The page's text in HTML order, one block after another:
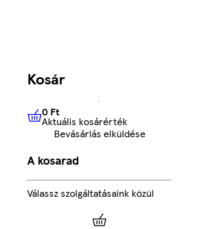
Kosár
0 FtAktuális kosárérték
0 Ft
Aktuális kosárérték
Bevásárlás elküldése
A kosarad
Válassz szolgáltatásaink közül